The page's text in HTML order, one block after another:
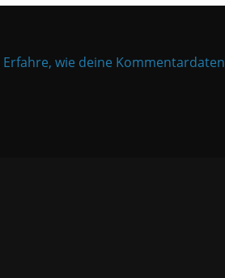
Erfahre, wie deine Kommentardaten